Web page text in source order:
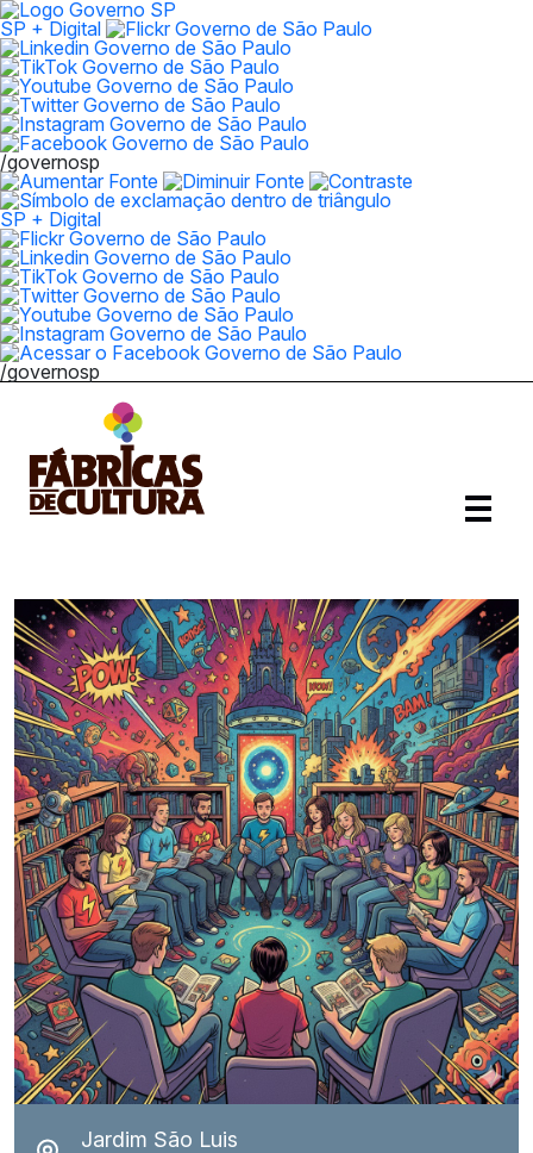
SP + Digital
/governosp
SP + Digital
/governosp
Jardim São Luis